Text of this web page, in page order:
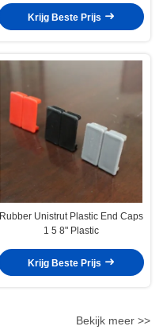
Krijg Beste Prijs
Rubber Unistrut Plastic End Caps
1 5 8" Plastic
Krijg Beste Prijs
Bekijk meer >>